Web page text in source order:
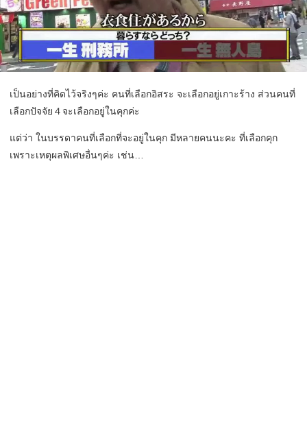
เป็นอย่างที่คิดไว้จริงๆค่ะ คนที่เลือกอิสระ จะเลือกอยู่เกาะร้าง ส่วนคนที่
เลือกปัจจัย４จะเลือกอยู่ในคุกค่ะ
แต่ว่า ในบรรดาคนที่เลือกที่จะอยู่ในคุก มีหลายคนนะคะ ที่เลือกคุก
เพราะเหตุผลพิเศษอื่นๆค่ะ เช่น…